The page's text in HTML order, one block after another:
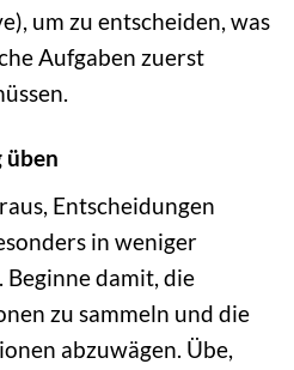
um zu entscheiden, was
Aufgaben zuerst
üben
Entscheidungen
in weniger
damit, die
zu sammeln und die
abzuwägen. Übe,